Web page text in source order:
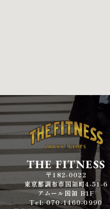
THE FITNESS
〒182-0022
東京都調布市国領町4-51-6
アムール国領 B1F
Tel: 070-1460-0990